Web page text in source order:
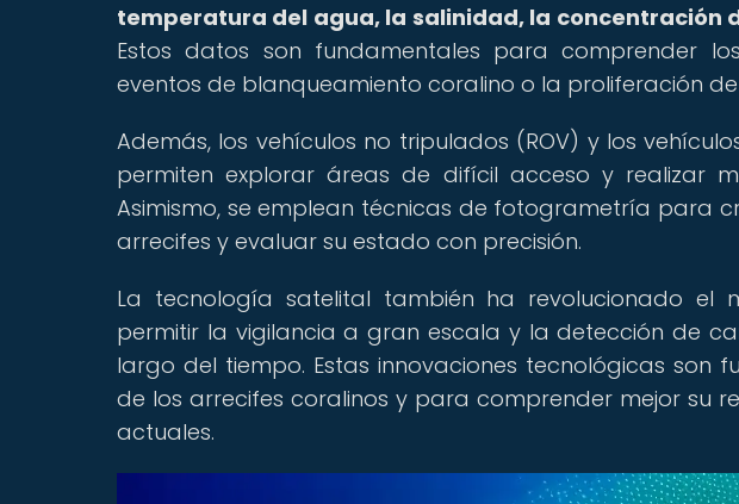
temperatura del agua, la salinidad, la concentración
Estos datos son fundamentales para comprender
eventos de blanqueamiento coralino o la proliferación
Además, los vehículos no tripulados (ROV) y los
permiten explorar áreas de difícil acceso y realizar
Asimismo, se emplean técnicas de fotogrametría para
arrecifes y evaluar su estado con precisión.
La tecnología satelital también ha revolucionado el
permitir la vigilancia a gran escala y la detección de
largo del tiempo. Estas innovaciones tecnológicas son
de los arrecifes coralinos y para comprender mejor su
actuales.